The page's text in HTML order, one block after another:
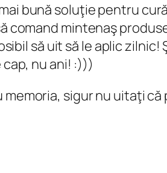
bună soluţie pentru
mintenaş
să uit să le aplic
nu ani! :)))
sigur nu uitaţi că